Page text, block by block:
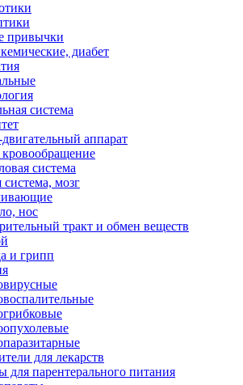
привычки
диабет
система
аппарат
система
мозг
нос
тракт и обмен веществ
и грипп
для лекарств
для парентерального питания